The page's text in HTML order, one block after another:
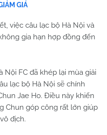
GIÁ
việc câu lạc bộ Hà Nội và
gia hạn hợp đồng đến
Nội FC đã khép lại mùa giải
lạc bộ Hà Nội sẽ chính
Jae Ho. Điều này khiến
Chun góp công rất lớn giúp
địch.